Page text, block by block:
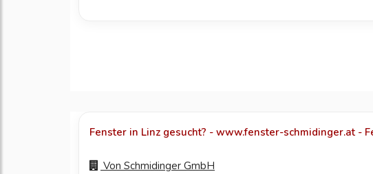
Fenster in Linz gesucht? - www.fenster-schmidinger.at -
Von Schmidinger GmbH